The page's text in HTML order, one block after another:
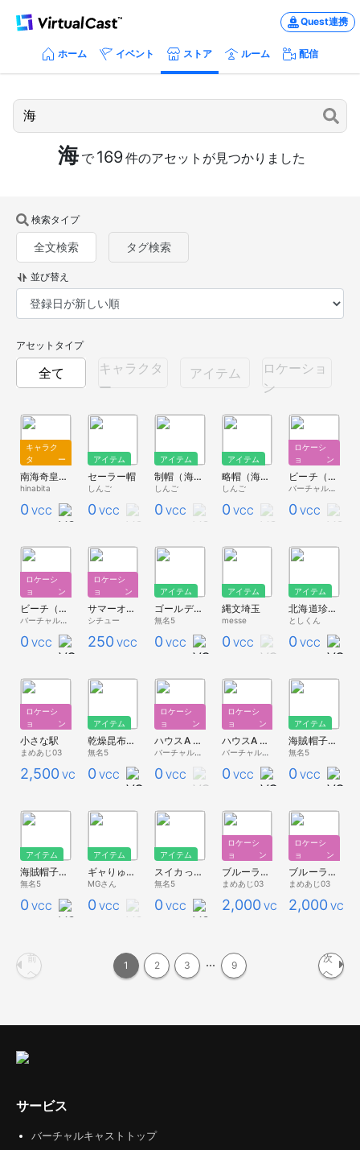
Quest連携
ホーム イベント ストア ルーム 配信
海 で 169件のアセットが見つかりました
検索タイプ
全文検索 タグ検索
並び替え
アセットタイプ
全て
キャラクタ
ー
アイテム
ロケーショ
ン
キャラク
ター
南海奇皇ネオランガ 島原夕姫風ボディペイントアバター テスト08全年齢
hinabita
0 VCC
アイテム
セーラー帽
しんご
0 VCC
アイテム
制帽（海軍）
しんご
0 VCC
アイテム
略帽（海軍）
しんご
0 VCC
ロケーシ
ョン
ビーチ（夕方） ライト設定版
0 VCC
ロケーシ
ョン
ビーチ（昼）
0 VCC
ロケーシ
ョン
サマーオーシャン・ビュー・イン・クルージング
シチュー
250 VCC
アイテム
ゴールデンわかめソードっぽいもの
無名5
0 VCC
アイテム
縄文埼玉
messe
0 VCC
アイテム
北海道珍しい河川看板
としくん
0 VCC
ロケーシ
ョン
小さな駅
まめあじ03
2,500 VCC
アイテム
乾燥昆布っぽいもの
無名5
0 VCC
ロケーシ
ョン
ハウスA ナチュラル
0 VCC
ロケーシ
ョン
ハウスA ナチュラル(家具なし・スタジオ用)
バーチャルキャスト公式 素材配布
0 VCC
アイテム
海賊帽子っぽいもの(金縁)
無名5
0 VCC
アイテム
海賊帽子っぽいもの
無名5
0 VCC
アイテム
ギャりゅう？さん
MGさん
0 VCC
アイテム
スイカっぽいもの
無名5
0 VCC
ロケーシ
ョン
ブルーラグーン（夕暮れ）
まめあじ03
2,000 VCC
ロケーシ
ョン
ブルーラグーン（夜）
まめあじ03
2,000 VCC
前
へ
1 2 3 9
次
へ
サービス
バーチャルキャストトップ